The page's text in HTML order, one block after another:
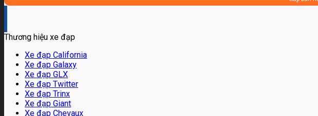
Thương hiệu xe đạp
Xe đạp California
Xe đạp Galaxy
Xe đạp GLX
Xe đạp Twitter
Xe đạp Trinx
Xe đạp Giant
Xe đạp Chevaux